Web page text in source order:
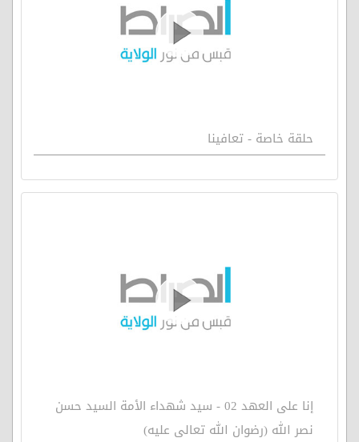
حلقة خاصة - تعافينا
إنا على العهد 02 - سيد شهداء الأمة السيد حسن
نصر الله (رضوان الله تعالى عليه)